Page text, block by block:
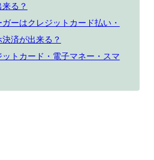
る？
ーはクレジットカード払い・
済が出来る？
トカード・電子マネー・スマ